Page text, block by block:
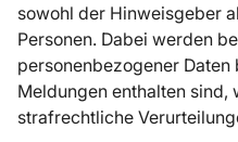
sowohl der Hinweisgeber
Personen. Dabei werden
personenbezogener
Meldungen enthalten sind,
strafrechtliche